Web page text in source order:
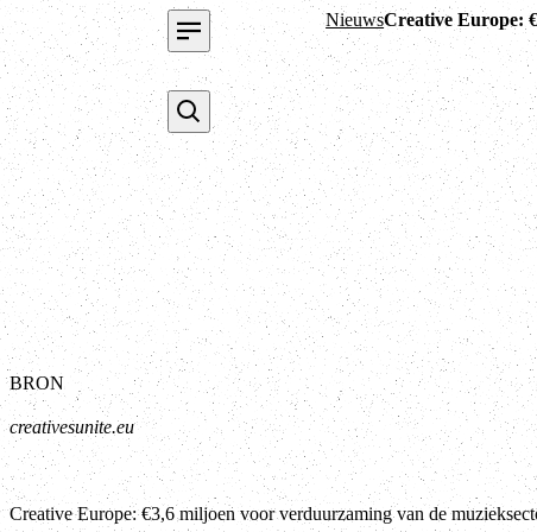
NieuwsCreative Europe:
BRON
creativesunite.eu
Creative Europe: €3,6 miljoen voor verduurzaming van de